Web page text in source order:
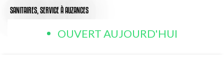
SANITAIRES, SERVICEÀ AUZANCES
OUVERT AUJOURD'HUI